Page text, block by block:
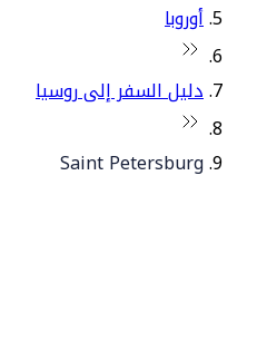
أوروبا
دليل السفر إلى روسيا
Saint Petersburg